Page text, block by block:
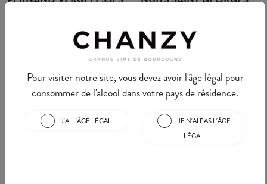
appellation située dans une
combe près d'Aloxe-Corton.
Cette commune de ...Voir
commune bien connue des
amateurs de vins de Bourgogne.
Nous y retrouvons ...
VOSNE ROMANEE
VOUGEOT
Pour visiter notre site, vous devez avoir l'âge légal pour
consommer de l'alcool dans votre pays de résidence.
J'AI L'ÂGE LÉGAL
JE N'AI PAS L'ÂGE
LÉGAL